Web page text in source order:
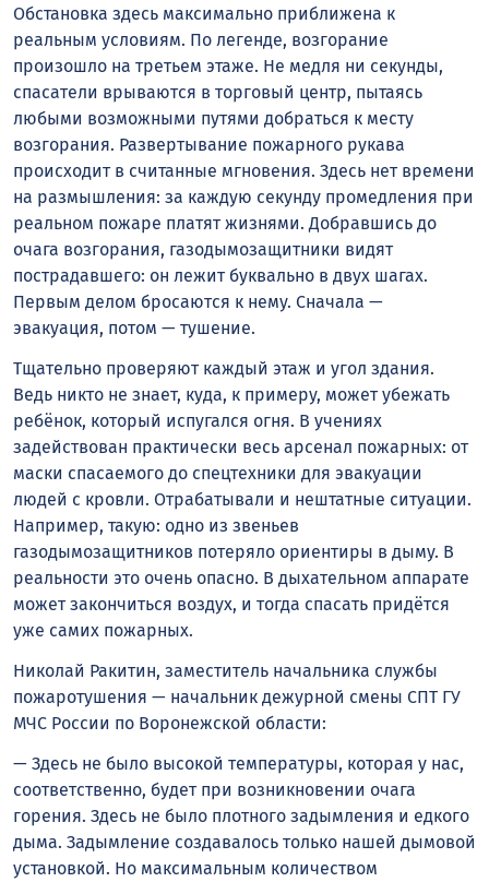
Обстановка здесь максимально приближена к
реальным условиям. По легенде, возгорание
произошло на третьем этаже. Не медля ни секунды,
спасатели врываются в торговый центр, пытаясь
любыми возможными путями добраться к месту
возгорания. Развертывание пожарного рукава
происходит в считанные мгновения. Здесь нет времени
на размышления: за каждую секунду промедления при
реальном пожаре платят жизнями. Добравшись до
очага возгорания, газодымозащитники видят
пострадавшего: он лежит буквально в двух шагах.
Первым делом бросаются к нему. Сначала —
эвакуация, потом — тушение.
Тщательно проверяют каждый этаж и угол здания.
Ведь никто не знает, куда, к примеру, может убежать
ребёнок, который испугался огня. В учениях
задействован практически весь арсенал пожарных: от
маски спасаемого до спецтехники для эвакуации
людей с кровли. Отрабатывали и нештатные ситуации.
Например, такую: одно из звеньев
газодымозащитников потеряло ориентиры в дыму. В
реальности это очень опасно. В дыхательном аппарате
может закончиться воздух, и тогда спасать придётся
уже самих пожарных.
Николай Ракитин, заместитель начальника службы
пожаротушения — начальник дежурной смены СПТ ГУ
МЧС России по Воронежской области:
— Здесь не было высокой температуры, которая у нас,
соответственно, будет при возникновении очага
горения. Здесь не было плотного задымления и едкого
дыма. Задымление создавалось только нашей дымовой
установкой. Но максимальным количеством